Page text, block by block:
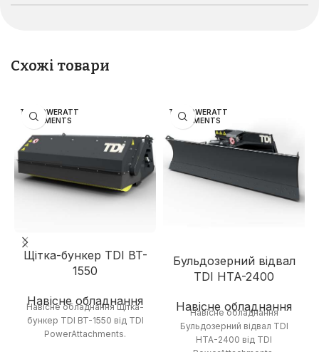
Схожі товари
TDI POWERATT
ACHMENTS
Щітка-бункер TDI BT-
1550
Навісне обладнання
Навісне обладнання Щітка-
бункер TDI BT-1550 від TDI
PowerAttachments.
TDI POWERATT
ACHMENTS
Бульдозерний відвал
TDI HTA-2400
Навісне обладнання
Навісне обладнання
Бульдозерний відвал TDI
HTA-2400 від TDI